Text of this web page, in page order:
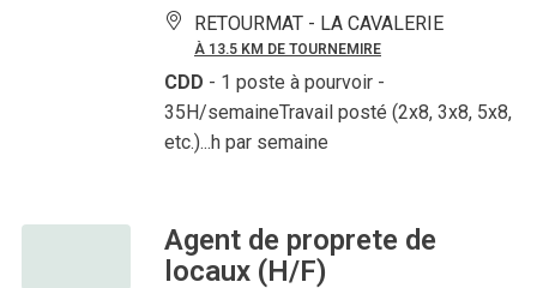
RETOURMAT - LA CAVALERIE
À 13.5 KM DE TOURNEMIRE
CDD - 1 poste à pourvoir -
35H/semaineTravail posté (2x8, 3x8, 5x8,
etc.)...h par semaine
Agent de proprete de
locaux (H/F)